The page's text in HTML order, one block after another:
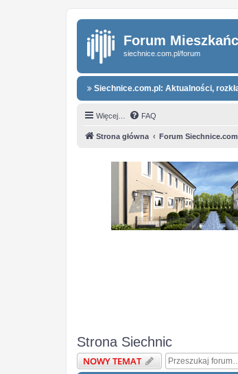
Forum
siechnice.com.pl/forum
Siechnice.com.pl: Aktualności,
Więcej… FAQ
Strona główna Forum
Strona Siechnic
NOWY TEMAT